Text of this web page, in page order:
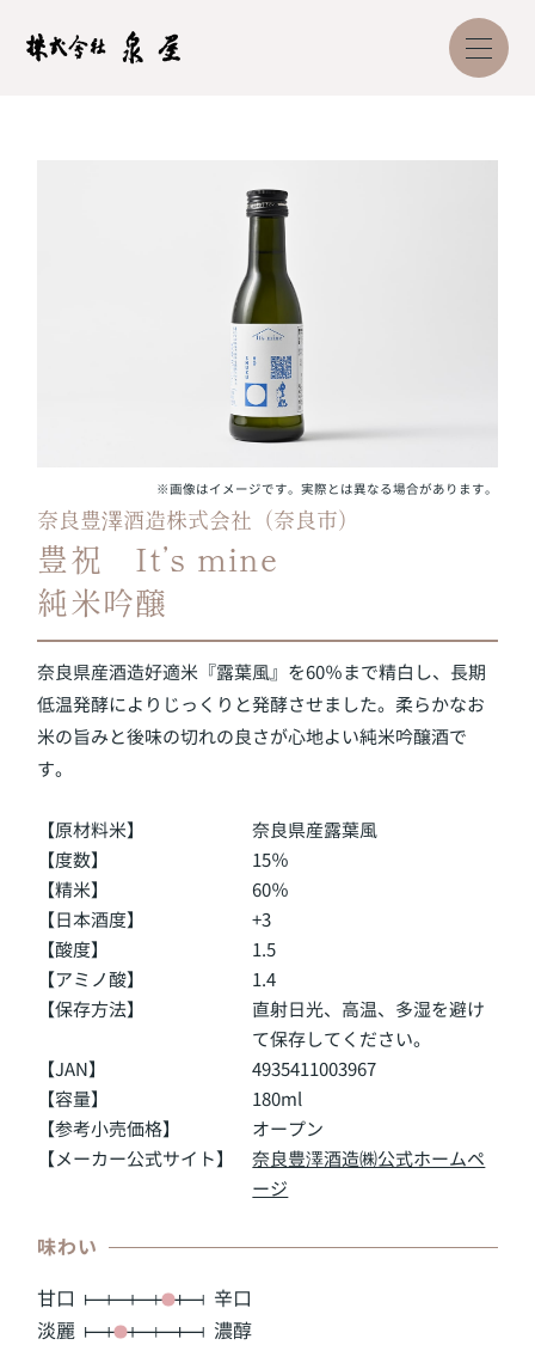
※画像はイメージです。実際とは異なる場合があります。
奈良豊澤酒造株式会社（奈良市）
豊祝 It’s mine
純米吟醸
奈良県産酒造好適米『露葉風』を60％まで精白し、長期
低温発酵によりじっくりと発酵させました。柔らかなお
米の旨みと後味の切れの良さが心地よい純米吟醸酒で
す。
【原材料米】
奈良県産露葉風
【度数】
15％
【精米】
60％
【日本酒度】
+3
【酸度】
1.5
【アミノ酸】
1.4
【保存方法】
直射日光、高温、多湿を避け
て保存してください。
【JAN】
4935411003967
【容量】
180ml
【参考小売価格】
オープン
【メーカー公式サイト】
奈良豊澤酒造㈱公式ホームペ
ージ
味わい
甘口
辛口
淡麗
濃醇